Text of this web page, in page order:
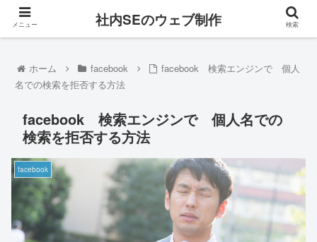
ホーム facebook
facebook 検索エンジンで 個人
名での検索を拒否する方法
facebook 検索エンジンで 個人名での
検索を拒否する方法
facebook
メニュー 社内SEのウェブ制作 検索